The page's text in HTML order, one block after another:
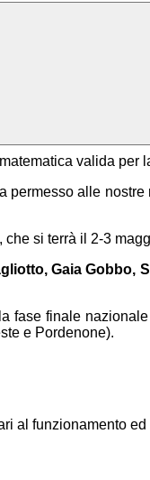
valida
permesso alle
si terrà il 2-3
Gaia Gobbo,
finale
e Pordenone).
al funzionamento